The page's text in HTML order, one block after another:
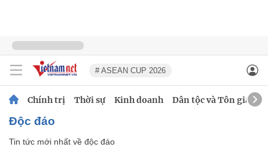
# ASEAN CUP 2026
Chính trị Thời sự Kinh doanh Dân tộc và Tôn giáo
độc đáo
Tin tức mới nhất về độc đáo